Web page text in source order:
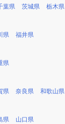
葉県 茨城県 栃木県
県 福井県
県
県 奈良県 和歌山県
県 山口県